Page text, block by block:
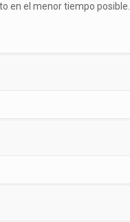
en el menor tiempo posible.